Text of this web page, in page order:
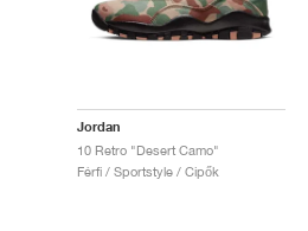
Jordan
10 Retro "Desert Camo"
Férfi / Sportstyle / Cipők